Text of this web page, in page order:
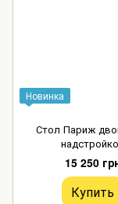
Новинка
Стол Париж
15 250
Купить